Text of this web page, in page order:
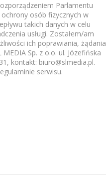
Parlamentu
osób fizycznych w
takich danych w celu
usługi. Zostałem/am
ich poprawiania, żądania
Sp. z o.o. ul. Józefińska
kontakt: biuro@slmedia.pl.
serwisu.